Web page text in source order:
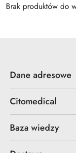
Brak produktów do
Dane adresowe
Citomedical
Baza wiedzy